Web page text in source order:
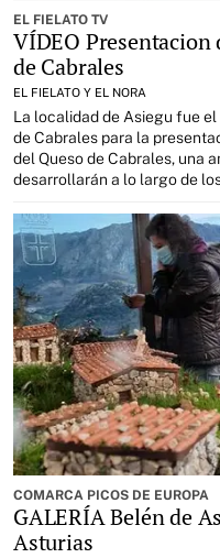
EL FIELATO TV
VÍDEO Presentacion
de Cabrales
EL FIELATO Y EL NORA
La localidad de Asiegu fue
de Cabrales para la
del Queso de Cabrales, una
desarrollarán a lo largo de
COMARCA PICOS DE EUROPA
GALERÍA Belén de
Asturias